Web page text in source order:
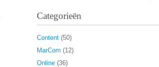
Categorieën
Content (50)
MarCom (12)
Online (36)